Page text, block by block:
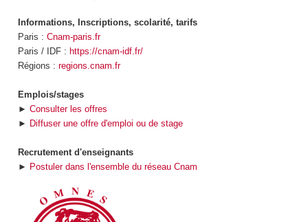
Informations, Inscriptions, scolarité, tarifs
Paris : Cnam-paris.fr
Paris / IDF : https://cnam-idf.fr/
Régions : regions.cnam.fr
Emplois/stages
► Consulter les offres
► Diffuser une offre d'emploi ou de stage
Recrutement d'enseignants
► Postuler dans l'ensemble du réseau Cnam